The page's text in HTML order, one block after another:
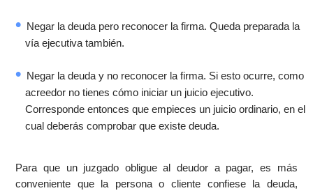
Negar la deuda pero reconocer la firma. Queda preparada la
vía ejecutiva también.
Negar la deuda y no reconocer la firma. Si esto ocurre, como
acreedor no tienes cómo iniciar un juicio ejecutivo.
Corresponde entonces que empieces un juicio ordinario, en el
cual deberás comprobar que existe deuda.
Para que un juzgado obligue al deudor a pagar, es más
conveniente que la persona o cliente confiese la deuda,